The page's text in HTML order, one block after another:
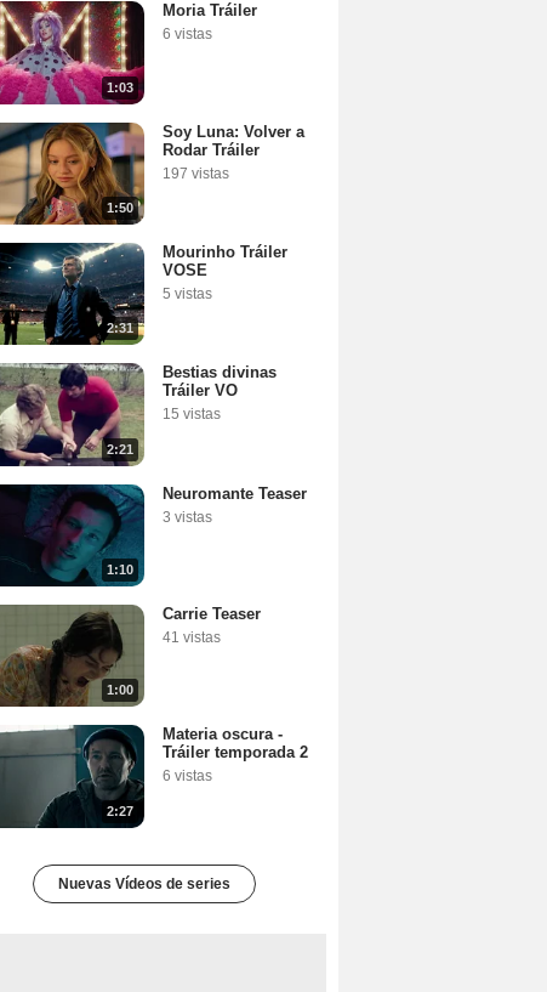
1:03
Moria Tráiler
6 vistas
1:50
Soy Luna: Volver a
Rodar Tráiler
197 vistas
2:31
Mourinho Tráiler
VOSE
5 vistas
2:21
Bestias divinas
Tráiler VO
15 vistas
1:10
Neuromante Teaser
3 vistas
1:00
Carrie Teaser
41 vistas
2:27
Materia oscura -
Tráiler temporada 2
6 vistas
Nuevas Vídeos de series